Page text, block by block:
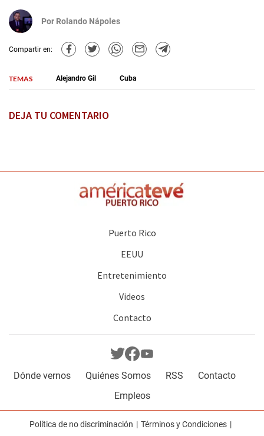
Por Rolando Nápoles
Compartir en:
TEMAS Alejandro Gil Cuba
DEJA TU COMENTARIO
Puerto Rico
EEUU
Entretenimiento
Videos
Contacto
Dónde vernos Quiénes Somos RSS
Contacto
Empleos
Política de no discriminación Términos y Condiciones